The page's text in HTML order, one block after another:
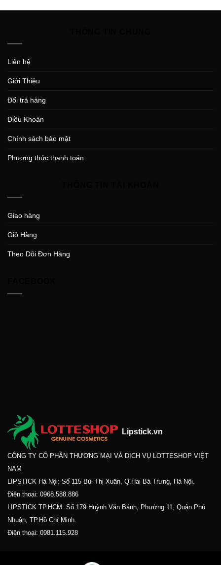
Liên hệ
Giới Thiệu
Đổi trả hàng
Điều Khoản
Chính sách bảo mật
Phương thức thanh toán
Giao hàng
Giỏ Hàng
Theo Dõi Đơn Hàng
Lipstick.vn
CÔNG TY CỔ PHẦN THƯƠNG MẠI VÀ DỊCH VỤ LOTTESHOP VIỆT
NAM
LIPSTICK Hà Nội: Số 115 Bùi Thị Xuân, Q.Hai Bà Trưng, Hà Nội.
Điện thoại: 0968.588.886
LIPSTICK TP.HCM: Số 179 Huỳnh Văn Bánh, Phường 11, Quận Phú
Nhuận, TP.Hồ Chí Minh.
Điện thoại: 0981.115.928